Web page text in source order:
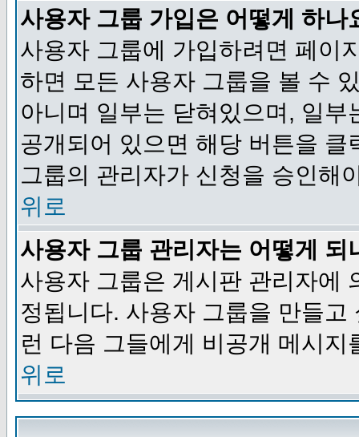
사용자 그룹 가입은 어떻게 하나
사용자 그룹에 가입하려면 페이
하면 모든 사용자 그룹을 볼 수
아니며 일부는 닫혀있으며, 일
공개되어 있으면 해당 버튼을
그룹의 관리자가 신청을 승인해
위로
사용자 그룹 관리자는 어떻게 되
사용자 그룹은 게시판 관리자에
정됩니다. 사용자 그룹을 만들
런 다음 그들에게 비공개 메시지
위로